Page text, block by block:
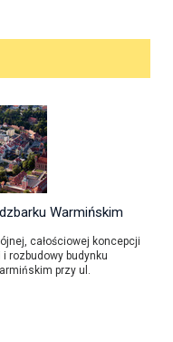
Warmińskim
całościowej koncepcji
rozbudowy budynku
przy ul.